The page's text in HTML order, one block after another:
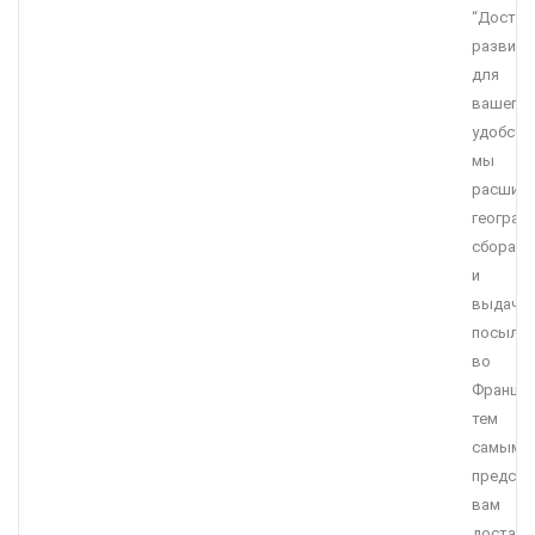
для
вашего
мы
сбора
и
выдачи
во
тем
самым
вам